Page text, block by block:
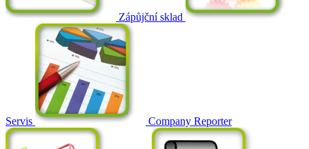
Zápůjční sklad
Servis Company Reporter